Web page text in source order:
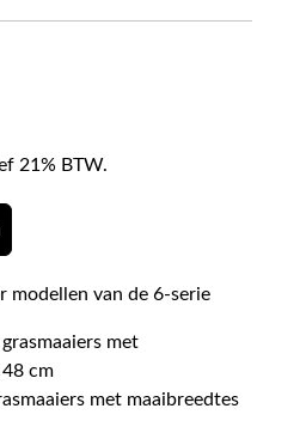
21% BTW.
modellen van de 6-serie
met
cm
met maaibreedtes